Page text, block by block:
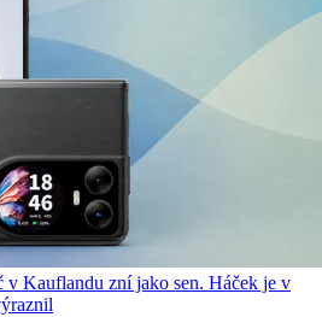
v Kauflandu zní jako sen. Háček je v